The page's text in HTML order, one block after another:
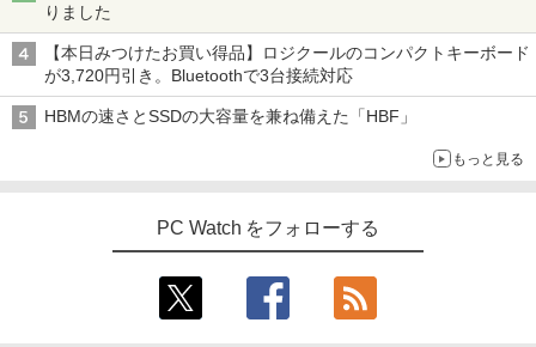
りました
【本日みつけたお買い得品】ロジクールのコンパクトキーボード
が3,720円引き。Bluetoothで3台接続対応
HBMの速さとSSDの大容量を兼ね備えた「HBF」
もっと見る
PC Watch をフォローする